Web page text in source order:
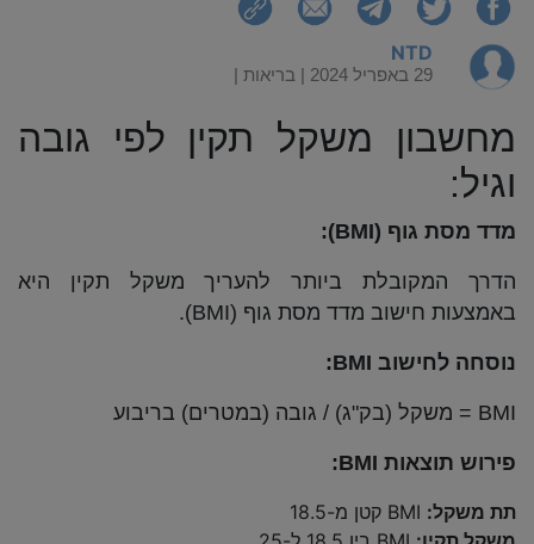
NTD
29 באפריל 2024 | |בריאות
מחשבון משקל תקין לפי גובה
וגיל:
מדד מסת גוף (BMI):
הדרך המקובלת ביותר להעריך משקל תקין היא
באמצעות חישוב מדד מסת גוף (BMI).
נוסחה לחישוב BMI:
BMI = משקל (בק"ג) / גובה (במטרים) בריבוע
פירוש תוצאות BMI:
תת משקל: